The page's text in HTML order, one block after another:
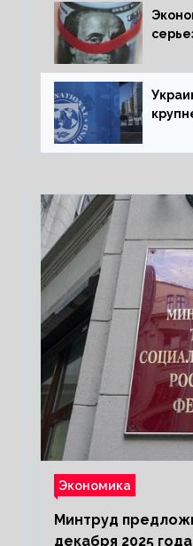
Экономика
Минтруд
декабря 2025